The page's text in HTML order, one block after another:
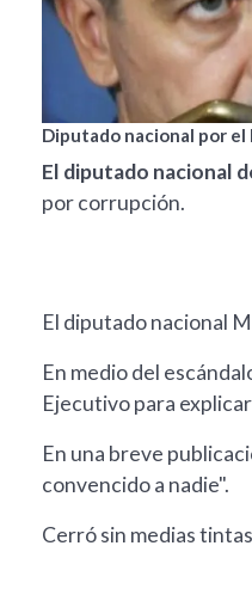
Diputado nacional por el
El diputado nacional
por corrupción.
El diputado nacional
En medio del
Ejecutivo para
En una breve
convencido a nadie".
Cerró sin medias